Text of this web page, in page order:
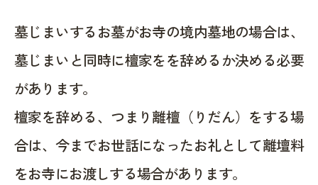
墓じまいするお墓がお寺の境内墓地の場合は、
墓じまいと同時に檀家をを辞めるか決める必要
があります。
檀家を辞める、つまり離檀（りだん）をする場
合は、今までお世話になったお礼として離壇料
をお寺にお渡しする場合があります。